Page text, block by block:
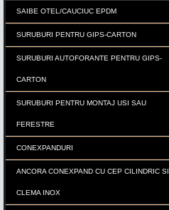
SAIBE OTEL/CAUCIUC EPDM
SURUBURI PENTRU GIPS-CARTON
SURUBURI AUTOFORANTE PENTRU GIPS-
CARTON
SURUBURI PENTRU MONTAJ USI SAU
FERESTRE
CONEXPANDURI
ANCORA CONEXPAND CU CEP CILINDRIC SI
CLEMA INOX